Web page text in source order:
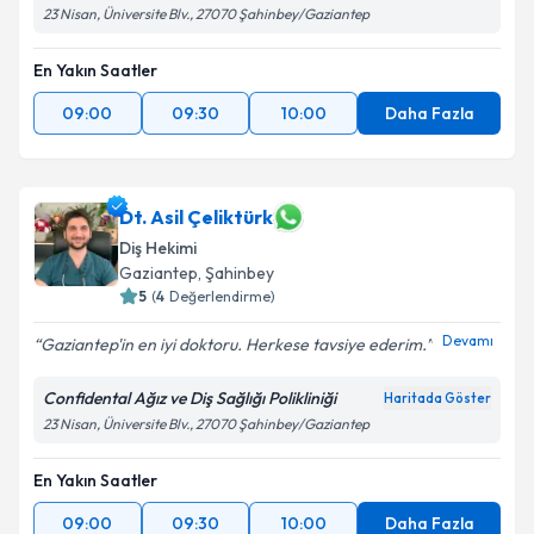
23 Nisan, Üniversite Blv., 27070 Şahinbey/Gaziantep
En Yakın Saatler
09:00
09:30 10:00 Daha Fazla
Dt. Asil Çeliktürk
Diş Hekimi
Gaziantep, Şahinbey
5 (4 Değerlendirme)
Gaziantep'in en iyi doktoru. Herkese tavsiye ederim. Devamı
Confidental Ağız ve Diş Sağlığı Polikliniği Haritada Göster
23 Nisan, Üniversite Blv., 27070 Şahinbey/Gaziantep
En Yakın Saatler
09:00
09:30 10:00 Daha Fazla